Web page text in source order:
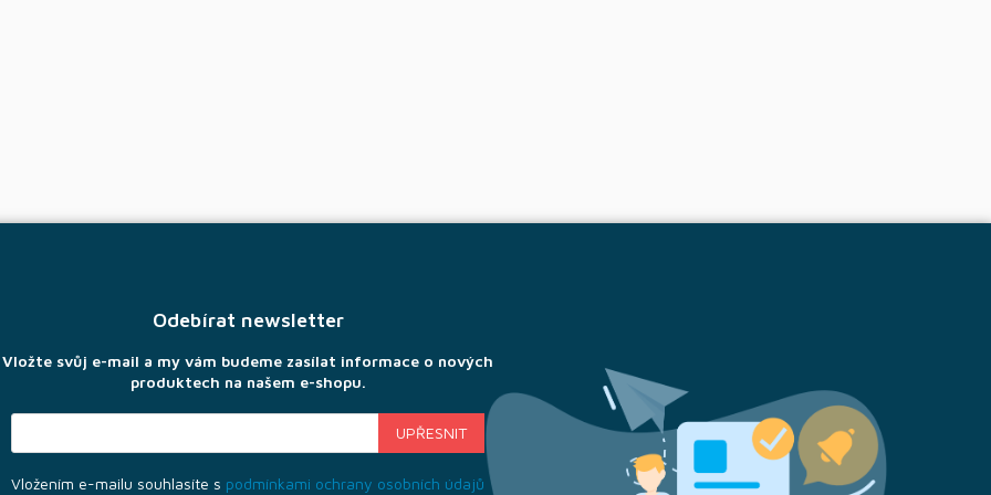
Odebírat newsletter
Vložte svůj e-mail a my vám budeme zasílat informace o nových
produktech na našem e-shopu.
Vložením e-mailu souhlasíte s podmínkami ochrany osobních údajů